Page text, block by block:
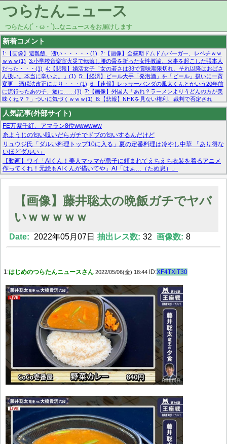
つらたんニュース
つらたん(´・ω・`)...なニュースをお届けします
新着コメント
1:【画像】避難飯、凄い・・・・・(1) 2:【画像】全盛期ドムドムバーガー、レベチｗｗ
ｗｗｗ(1) 3:小学校音楽室火災で転落し腰の骨を折った女性教諭、火事を起こした張本人
だった・・・(1) 4:【悲報】婚活女子「女の若さは33で賞味期限切れ。それ以降はおばさ
ん扱い。本当に辛いよ。」(1) 5:【経済】ビール大手「発泡酒」を「ビール」扱いに一斉
変更 酒税法改正により・・・(1) 6:【速報】レッサーパンダの風太くんとかいう20年前
に流行ったあの子、遂に……(1) 7:【画像】外国人「あれ？ラーメンよりうどんの方が美
味くね？？」ついに気づくｗｗｗ(1) 8:【悲報】NHKを見ない権利、裁判で否定され
る・・・(1) 9:欧州委員長「原発縮小は間違いでした」(1) 10:【悲報】日本企業の人手不
足、限界突破 52%「正社員も足りてません…」(1)
人気記事(外部サイト)
FE万紫千紅、アマラン8位wwwwww
糸ようじの匂い嗅いだらガチでドブの匂いするんだけど
リュウジ氏「ダルい料理トップ10に入る」夏の定番料理は冷やし中華 「あり得な
いほどダルい」
【動画】ワイ「AIくん！美人マッマが息子に頼まれてえちえち衣装を着るアニメ
作ってくれ！元絵もAIくんが描いてや」AI「はぁ…（ため息）」
マーベル帝国、まさかの反省！？『サンダーボルツ』の高評価は本物か？ディズ
【モー娘。石田亜佑美】ファーストテイク出演も新規獲得ならず？北川莉央が1
【画像あり】FacebookとかTwitterで拾ったエロ画像貼ってくよ
Powered by livedoor 相互RSS
【画像】藤井聡太の晩飯ガチでヤバ
いｗｗｗｗｗ
Date: 2022年05月07日 抽出レス数: 32 画像数: 8
1:はじめのつらたんニュースさん 2022/05/06(金) 18:44 ID:XF4TXiT30